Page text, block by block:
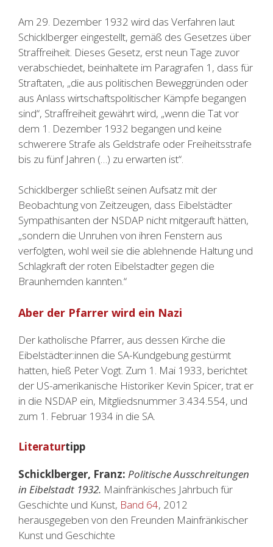
Am 29. Dezember 1932 wird das Verfahren laut
Schicklberger eingestellt, gemäß des Gesetzes über
Straffreiheit. Dieses Gesetz, erst neun Tage zuvor
verabschiedet, beinhaltete im Paragrafen 1, dass für
Straftaten, „die aus politischen Beweggründen oder
aus Anlass wirtschaftspolitischer Kämpfe begangen
sind“, Straffreiheit gewährt wird, „wenn die Tat vor
dem 1. Dezember 1932 begangen und keine
schwerere Strafe als Geldstrafe oder Freiheitsstrafe
bis zu fünf Jahren (…) zu erwarten ist“.
Schicklberger schließt seinen Aufsatz mit der
Beobachtung von Zeitzeugen, dass Eibelstädter
Sympathisanten der NSDAP nicht mitgerauft hätten,
„sondern die Unruhen von ihren Fenstern aus
verfolgten, wohl weil sie die ablehnende Haltung und
Schlagkraft der roten Eibelstadter gegen die
Braunhemden kannten.“
Aber der Pfarrer wird ein Nazi
Der katholische Pfarrer, aus dessen Kirche die
Eibelstädter:innen die SA-Kundgebung gestürmt
hatten, hieß Peter Vogt. Zum 1. Mai 1933, berichtet
der US-amerikanische Historiker Kevin Spicer, trat er
in die NSDAP ein, Mitgliedsnummer 3.434.554, und
zum 1. Februar 1934 in die SA.
Literaturtipp
Schicklberger, Franz: Politische Ausschreitungen
in Eibelstadt 1932. Mainfränkisches Jahrbuch für
Geschichte und Kunst, Band 64, 2012
herausgegeben von den Freunden Mainfränkischer
Kunst und Geschichte